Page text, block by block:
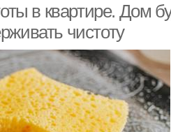
в квартире. Дом
чистоту